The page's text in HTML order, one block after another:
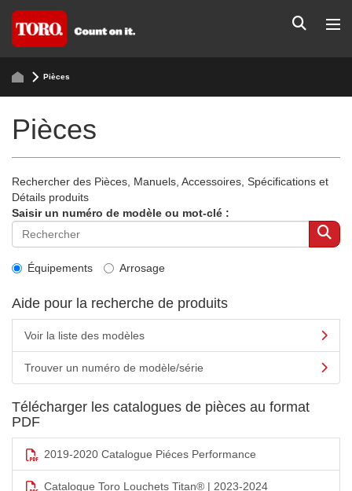
Pièces
Pièces
Rechercher des Pièces, Manuels, Accessoires, Spécifications et
Détails produits
Saisir un numéro de modèle ou mot-clé :
Équipements Arrosage
Aide pour la recherche de produits
Voir la liste des modèles
Trouver un numéro de modèle/série
Télécharger les catalogues de pièces au format
PDF
2019-2020 Catalogue Piéces Performance
Catalogue Toro Louchets Titan® | 2023-2024